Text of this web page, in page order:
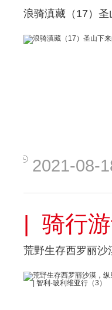
浪骑滇藏（17）
2021-08-
| 骑行
荒野生存西罗丽沙